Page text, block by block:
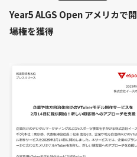
Year5 ALGS Open アメリカで
場権を獲得